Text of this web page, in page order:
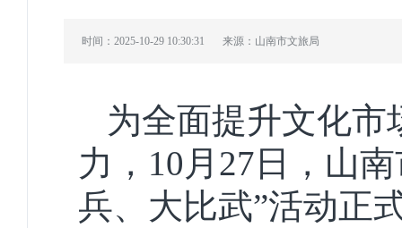
时间：2025-10-29 10:30:31 来源：山南市文旅局
为全面提升文化
力， 10月27日，山
兵、 大比武”活动正